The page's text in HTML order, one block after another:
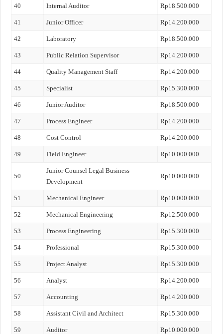
40 Internal Auditor Rp18.500.000
41 Junior Officer Rp14.200.000
42 Laboratory Rp18.500.000
43 Public Relation Supervisor Rp14.200.000
44 Quality Management Staff Rp14.200.000
45 Specialist Rp15.300.000
46 Junior Auditor Rp18.500.000
47 Process Engineer Rp14.200.000
48 Cost Control Rp14.200.000
49 Field Engineer Rp10.000.000
50
Junior Counsel Legal Business
Development
Rp10.000.000
51 Mechanical Engineer Rp10.000.000
52 Mechanical Engineering Rp12.500.000
53 Process Engineering Rp15.300.000
54 Professional Rp15.300.000
55 Project Analyst Rp15.300.000
56 Analyst Rp14.200.000
57 Accounting Rp14.200.000
58 Assistant Civil and Architect Rp15.300.000
59 Auditor Rp10.000.000